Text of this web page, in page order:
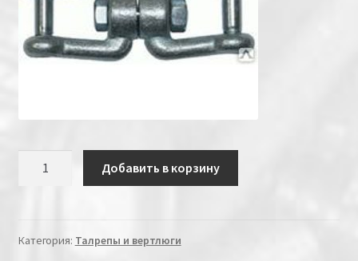
Добавить в корзину
Категория: Талрепы и вертлюги